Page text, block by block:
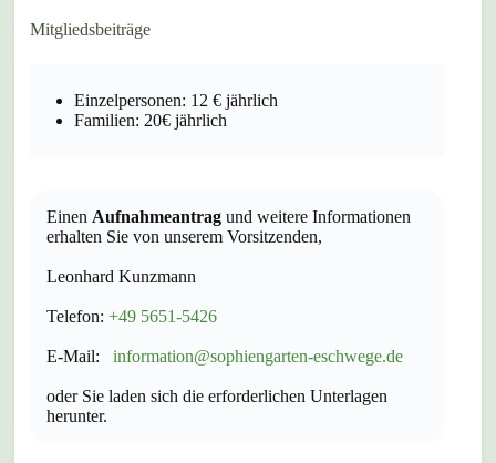
Mitgliedsbeiträge
Einzelpersonen: 12 € jährlich
Familien: 20€ jährlich
Einen Aufnahmeantrag und weitere Informationen
erhalten Sie von unserem Vorsitzenden,
Leonhard Kunzmann
Telefon: +49 5651-5426
E-Mail: information@sophiengarten-eschwege.de
oder Sie laden sich die erforderlichen Unterlagen
herunter.